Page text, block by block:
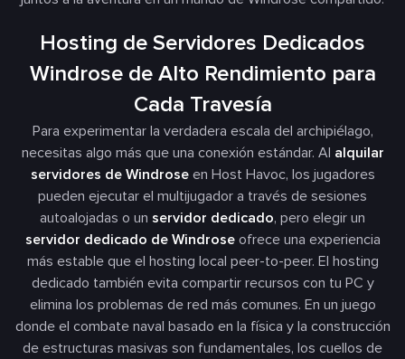
Hosting de Servidores Dedicados
Windrose de Alto Rendimiento para
Cada Travesía
Para experimentar la verdadera escala del archipiélago,
necesitas algo más que una conexión estándar. Al alquilar
servidores de Windroseen Host Havoc, los jugadores
pueden ejecutar el multijugador a través de sesiones
autoalojadas o un servidor dedicado, pero elegir un
servidor dedicado de Windroseofrece una experiencia
más estable que el hosting local peer-to-peer. El hosting
dedicado también evita compartir recursos con tu PC y
elimina los problemas de red más comunes. En un juego
donde el combate naval basado en la física y la construcción
de estructuras masivas son fundamentales, los cuellos de